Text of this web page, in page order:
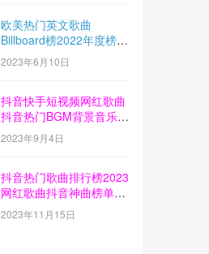
欧美热门英文歌曲
Billboard榜2022年度榜单
音乐100首MP3打包下载
2023年6月10日
抖音快手短视频网红歌曲
抖音热门BGM背景音乐歌
曲排行榜打包下载
【2023-08】
2023年9月4日
抖音热门歌曲排行榜2023
网红歌曲抖音神曲榜单音
乐打包下载【2023-10】
2023年11月15日